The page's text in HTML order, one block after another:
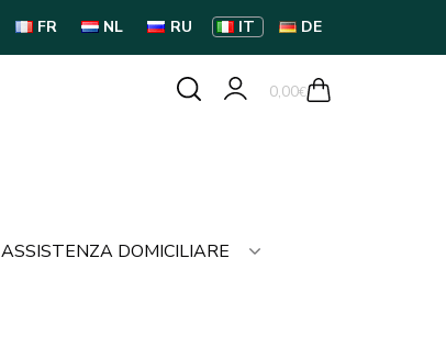
FR NL RU IT DE
0,00€
ASSISTENZA DOMICILIARE